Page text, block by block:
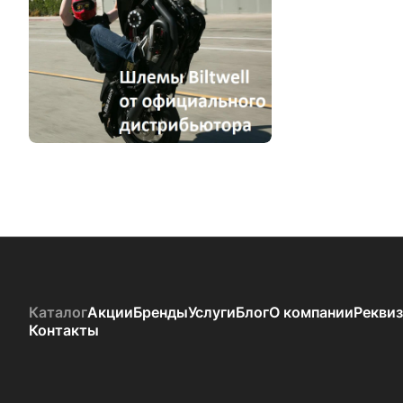
КаталогАкцииБрендыУслугиБлогО компании
Контакты